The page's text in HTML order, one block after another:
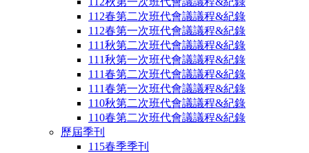
112春第二次班代會議議程&紀錄
112春第一次班代會議議程&紀錄
111秋第二次班代會議議程&紀錄
111秋第一次班代會議議程&紀錄
111春第二次班代會議議程&紀錄
111春第一次班代會議議程&紀錄
110秋第二次班代會議議程&紀錄
110春第二次班代會議議程&紀錄
歷屆季刊
115春季季刊